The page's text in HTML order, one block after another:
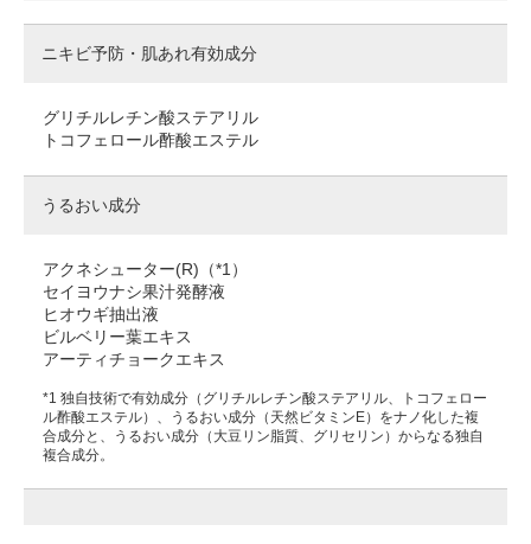
ニキビ予防・肌あれ有効成分
グリチルレチン酸ステアリル
トコフェロール酢酸エステル
うるおい成分
アクネシューター(R)（*1）
セイヨウナシ果汁発酵液
ヒオウギ抽出液
ビルベリー葉エキス
アーティチョークエキス
*1 独自技術で有効成分（グリチルレチン酸ステアリル、トコフェロー
ル酢酸エステル）、うるおい成分（天然ビタミンE）をナノ化した複
合成分と、うるおい成分（大豆リン脂質、グリセリン）からなる独自
複合成分。